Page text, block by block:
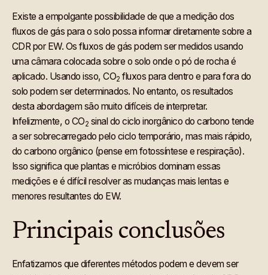
Existe a empolgante possibilidade de que a medição dos
fluxos de gás para o solo possa informar diretamente sobre a
CDR por EW. Os fluxos de gás podem ser medidos usando
uma câmara colocada sobre o solo onde o pó de rocha é
aplicado. Usando isso, CO2 fluxos para dentro e para fora do
solo podem ser determinados. No entanto, os resultados
desta abordagem são muito difíceis de interpretar.
Infelizmente, o CO2 sinal do ciclo inorgânico do carbono tende
a ser sobrecarregado pelo ciclo temporário, mas mais rápido,
do carbono orgânico (pense em fotossíntese e respiração).
Isso significa que plantas e micróbios dominam essas
medições e é difícil resolver as mudanças mais lentas e
menores resultantes do EW.
Principais conclusões
Enfatizamos que diferentes métodos podem e devem ser